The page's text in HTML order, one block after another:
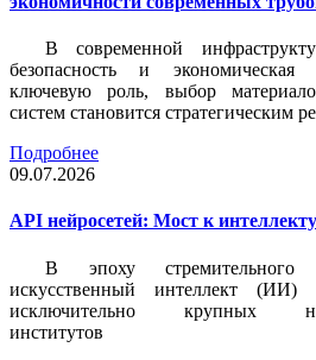
В современной
безопасность и экономическая
ключевую роль, выбор
систем становится стратегическим
Подробнее
09.07.2026
API нейросетей: Мост к
В эпоху стремительного
искусственный интеллект (ИИ)
исключительно крупных
институтов